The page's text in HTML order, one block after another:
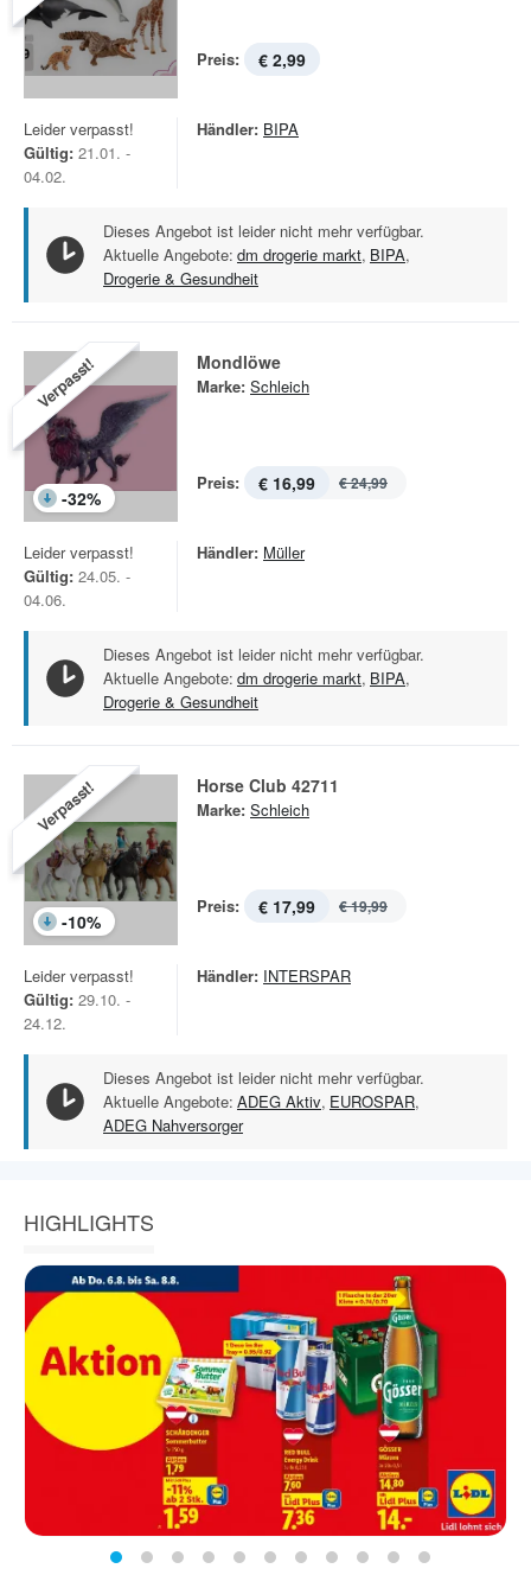
Preis: € 2,99
Leider verpasst!
Gültig: 21.01. -
04.02.
Händler: BIPA
Dieses Angebot ist leider nicht mehr verfügbar.
Aktuelle Angebote: dm drogerie markt, BIPA,
Drogerie & Gesundheit
Verpasst!
-32%
Mondlöwe
Marke: Schleich
Preis: € 16,99 € 24,99
Leider verpasst!
Gültig: 24.05. -
04.06.
Händler: Müller
Dieses Angebot ist leider nicht mehr verfügbar.
Aktuelle Angebote: dm drogerie markt, BIPA,
Drogerie & Gesundheit
Verpasst!
-10%
Horse Club 42711
Marke: Schleich
Preis: € 17,99 € 19,99
Leider verpasst!
Gültig: 29.10. -
24.12.
Händler: INTERSPAR
Dieses Angebot ist leider nicht mehr verfügbar.
Aktuelle Angebote: ADEG Aktiv, EUROSPAR,
ADEG Nahversorger
HIGHLIGHTS